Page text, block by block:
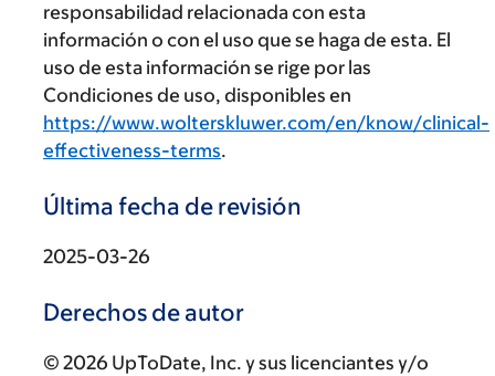
responsabilidad relacionada con esta
información o con el uso que se haga de esta. El
uso de esta información se rige por las
Condiciones de uso, disponibles en
https://www.wolterskluwer.com/en/know/clinical-
effectiveness-terms.
Última fecha de revisión
2025-03-26
Derechos de autor
© 2026 UpToDate, Inc. y sus licenciantes y/o